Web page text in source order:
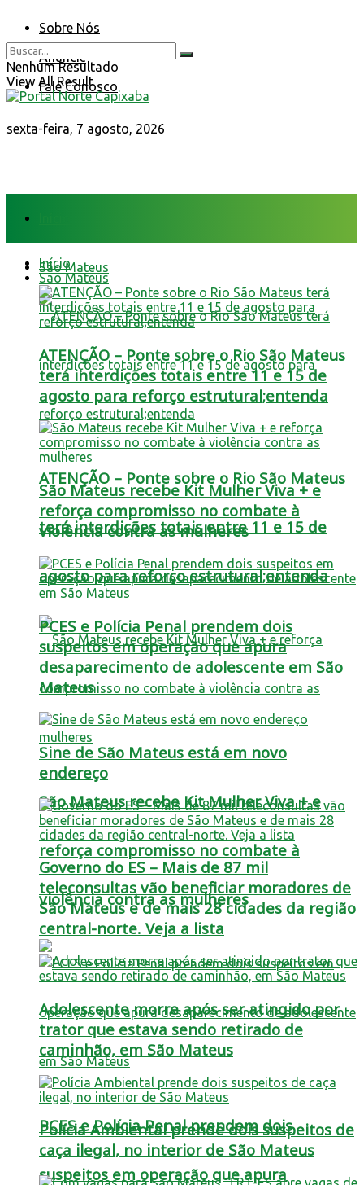
Sobre Nós
Anuncie
Fale Conosco
sexta-feira, 7 agosto, 2026
Nenhum Resultado
View All Result
São Mateus
ATENÇÃO – Ponte sobre o Rio São Mateus
terá interdições totais entre 11 e 15 de
agosto para reforço estrutural;entenda
São Mateus recebe Kit Mulher Viva + e
reforça compromisso no combate à
violência contra as mulheres
PCES e Polícia Penal prendem dois
suspeitos em operação que apura
Início
São Mateus
ATENÇÃO – Ponte sobre o Rio São Mateus
terá interdições totais entre 11 e 15 de
agosto para reforço estrutural;entenda
São Mateus recebe Kit Mulher Viva + e
reforça compromisso no combate à
violência contra as mulheres
PCES e Polícia Penal prendem dois
suspeitos em operação que apura
desaparecimento de adolescente em São
Mateus
Sine de São Mateus está em novo
endereço
Governo do ES – Mais de 87 mil
teleconsultas vão beneficiar moradores de
São Mateus e de mais 28 cidades da região
central-norte. Veja a lista
Adolescente morre após ser atingido por
trator que estava sendo retirado de
caminhão, em São Mateus
Polícia Ambiental prende dois suspeitos de
caça ilegal, no interior de São Mateus